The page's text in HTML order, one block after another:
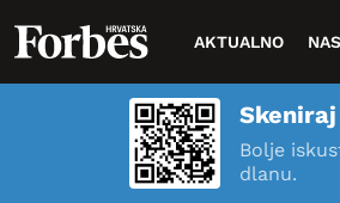
AKTUALNO
Bolje
dlanu.